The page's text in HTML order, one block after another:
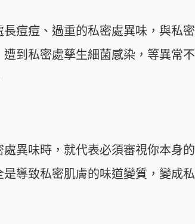
痘痘、過重的私密處異味，與私密
到私密處孳生細菌感染，等異常不
異味時，就代表必須審視你本身的
導致私密肌膚的味道變質，變成私